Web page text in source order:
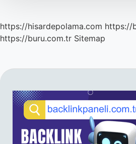
https://hisardepolama.com https://
https://buru.com.tr Sitemap
SIDEBAR